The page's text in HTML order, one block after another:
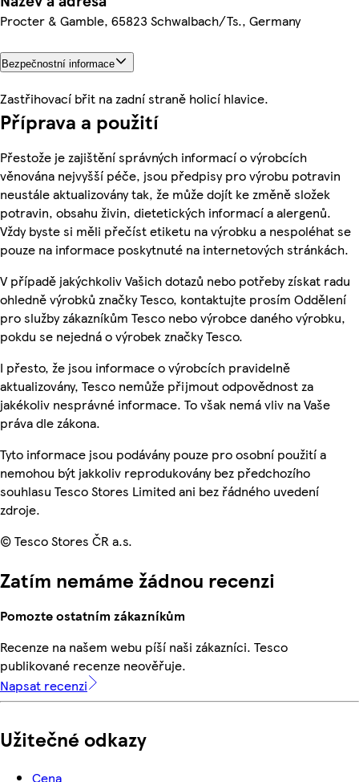
Procter & Gamble, 65823 Schwalbach/Ts., Germany
Bezpečnostní informace
Zastřihovací břit na zadní straně holicí hlavice.
Příprava a použití
Přestože je zajištění správných informací o výrobcích
věnována nejvyšší péče, jsou předpisy pro výrobu potravin
neustále aktualizovány tak, že může dojít ke změně složek
potravin, obsahu živin, dietetických informací a alergenů.
Vždy byste si měli přečíst etiketu na výrobku a nespoléhat se
pouze na informace poskytnuté na internetových stránkách.
V případě jakýchkoliv Vašich dotazů nebo potřeby získat radu
ohledně výrobků značky Tesco, kontaktujte prosím Oddělení
pro služby zákazníkům Tesco nebo výrobce daného výrobku,
pokdu se nejedná o výrobek značky Tesco.
I přesto, že jsou informace o výrobcích pravidelně
aktualizovány, Tesco nemůže přijmout odpovědnost za
jakékoliv nesprávné informace. To však nemá vliv na Vaše
práva dle zákona.
Tyto informace jsou podávány pouze pro osobní použití a
nemohou být jakkoliv reprodukovány bez předchozího
souhlasu Tesco Stores Limited ani bez řádného uvedení
zdroje.
© Tesco Stores ČR a.s.
Zatím nemáme žádnou recenzi
Pomozte ostatním zákazníkům
Recenze na našem webu píší naši zákazníci. Tesco
publikované recenze neověřuje.
Napsat recenzi
Užitečné odkazy
Cena